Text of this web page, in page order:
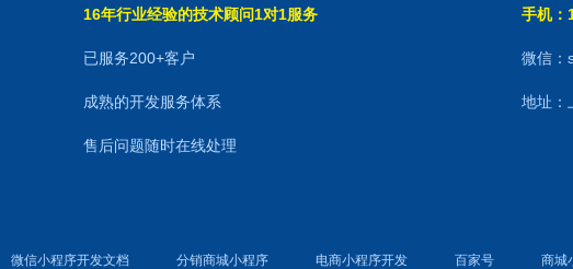
16年行业经验的技术顾问1对1服务
已服务200+客户
成熟的开发服务体系
售后问题随时在线处理
手机：
微信：
地址：
微信小程序开发文档 分销商城小程序 电商小程序开发 百家号 商城